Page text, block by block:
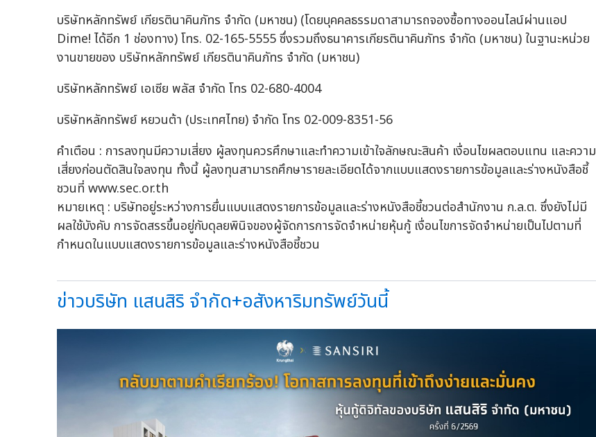
บริษัทหลักทรัพย์ เกียรตินาคินภัทร จำกัด (มหาชน) (โดยบุคคลธรรมดาสามารถจองซื้อทางออนไลน์ผ่านแอป
Dime! ได้อีก 1 ช่องทาง) โทร. 02-165-5555 ซึ่งรวมถึงธนาคารเกียรตินาคินภัทร จำกัด (มหาชน) ในฐานะหน่วย
งานขายของ บริษัทหลักทรัพย์ เกียรตินาคินภัทร จำกัด (มหาชน)
บริษัทหลักทรัพย์ เอเซีย พลัส จำกัด โทร 02-680-4004
บริษัทหลักทรัพย์ หยวนต้า (ประเทศไทย) จำกัด โทร 02-009-8351-56
คำเตือน : การลงทุนมีความเสี่ยง ผู้ลงทุนควรศึกษาและทำความเข้าใจลักษณะสินค้า เงื่อนไขผลตอบแทน และความ
เสี่ยงก่อนตัดสินใจลงทุน ทั้งนี้ ผู้ลงทุนสามารถศึกษารายละเอียดได้จากแบบแสดงรายการข้อมูลและร่างหนังสือชี้
ชวนที่ www.sec.or.th
หมายเหตุ : บริษัทอยู่ระหว่างการยื่นแบบแสดงรายการข้อมูลและร่างหนังสือชี้ชวนต่อสำนักงาน ก.ล.ต. ซึ่งยังไม่มี
ผลใช้บังคับ การจัดสรรขึ้นอยู่กับดุลยพินิจของผู้จัดการการจัดจำหน่ายหุ้นกู้ เงื่อนไขการจัดจำหน่ายเป็นไปตามที่
กำหนดในแบบแสดงรายการข้อมูลและร่างหนังสือชี้ชวน
ข่าวบริษัท แสนสิริ จำกัด+อสังหาริมทรัพย์วันนี้